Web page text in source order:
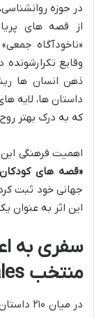
در حوزه
از قصه های
«ناخودآگاه
وقایع
ذهن انسان ها
داستان ها، لایه
که به درک بهتر
اهمیت فرهنگی این
«قصه های کودکان
جهانی خود ثبت
این اثر به
سفری به
منتخب Grimms Fairy Tales
در